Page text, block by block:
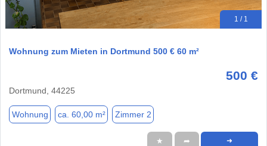
1 / 1
Wohnung zum Mieten in Dortmund 500 € 60 m²
500 €
Dortmund, 44225
Wohnung ca. 60,00 m² Zimmer 2
★ ➦ ➜